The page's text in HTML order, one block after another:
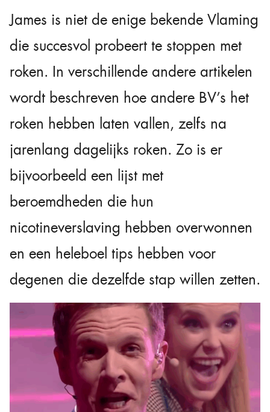
James is niet de enige bekende Vlaming
die succesvol probeert te stoppen met
roken. In verschillende andere artikelen
wordt beschreven hoe andere BV’s het
roken hebben laten vallen, zelfs na
jarenlang dagelijks roken. Zo is er
bijvoorbeeld een lijst met
beroemdheden die hun
nicotineverslaving hebben overwonnen
en een heleboel tips hebben voor
degenen die dezelfde stap willen zetten.